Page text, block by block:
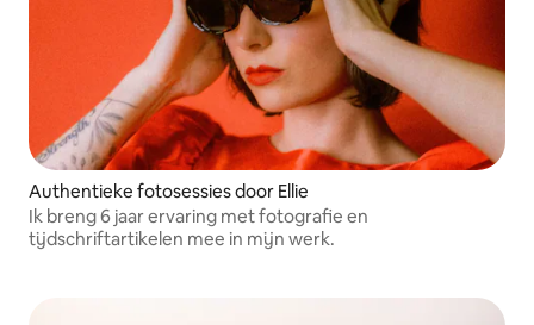
Authentieke fotosessies door Ellie
Ik breng 6 jaar ervaring met fotografie en
tijdschriftartikelen mee in mijn werk.